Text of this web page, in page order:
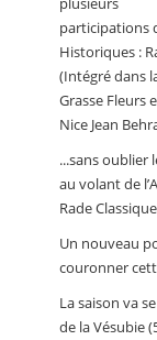
participations
Historiques :
(Intégré dans
Grasse Fleurs
Nice Jean
...sans oublier
au volant de
Rade
Un nouveau
couronner
La saison va
de la Vésubie